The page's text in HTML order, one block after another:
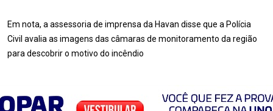
Em nota, a assessoria de imprensa da Havan disse que a Polícia
Civil avalia as imagens das câmaras de monitoramento da região
para descobrir o motivo do incêndio